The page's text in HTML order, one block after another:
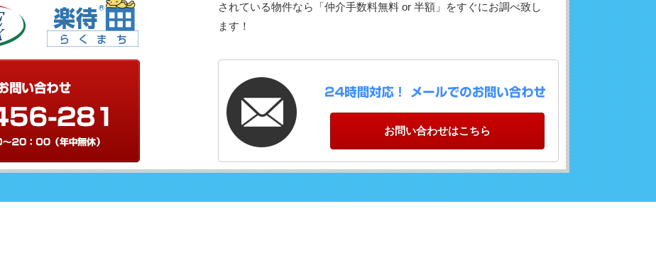
されている物件なら「仲介手数料無料 or 半額」をすぐにお調べ致し
ます！
お問い合わせはこちら